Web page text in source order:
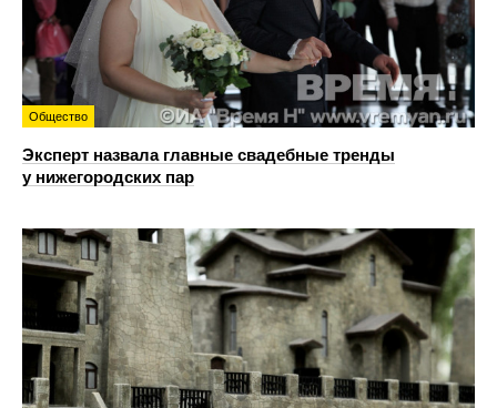
Общество
Эксперт назвала главные свадебные тренды
у нижегородских пар